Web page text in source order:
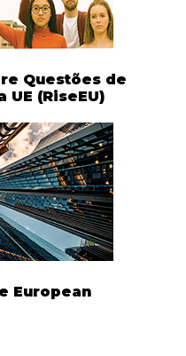
Questões de
(RiseEU)
European